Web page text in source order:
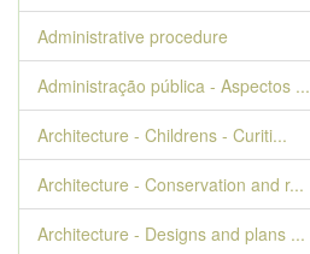
Administrative procedure
Administração pública - Aspectos ...
Architecture - Childrens - Curiti...
Architecture - Conservation and r...
Architecture - Designs and plans ...